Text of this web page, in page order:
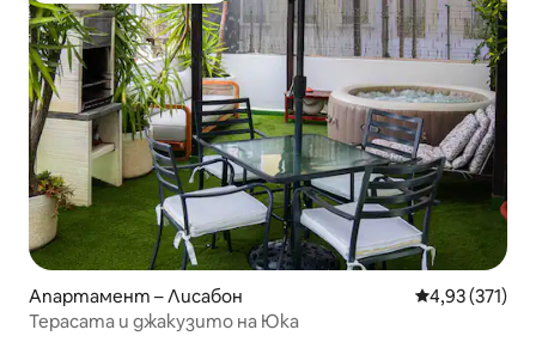
Апартамент – Лисабон Средна
4,93 (371)
Терасата и джакузито на Юка